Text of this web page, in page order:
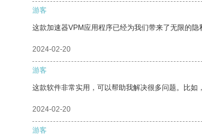
游客
这款加速器VPM应用程序已经为我们带来了无限的隐
2024-02-20
游客
这款软件非常实用，可以帮助我解决很多问题。比如
2024-02-20
游客